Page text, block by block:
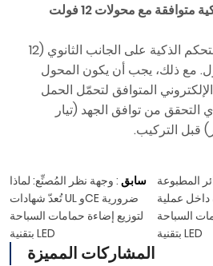
5. هل محركات LED الذكية متوافقة مع محولات 12 فولت
عادةً ما تُركّب وحدات التحكم الذكية على الجانب الثانوي (12
مع ذلك، يجب أن يكون المحول
المتوافق لتحمّل الحمل
من توافق الجهد (تيار
قبل التركيب.
سابق : وجهة نظر المُصنِّع: لماذا
تُعدّ شهادات UL وCE ضرورية
لتوزيع إضاءة حمامات السباحة
بتقنية LED
المطبوعة
داخل عملية
السباحة
بتقنية LED
المشاركات المميزة